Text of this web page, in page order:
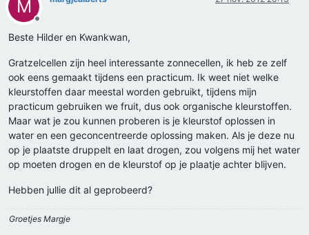
M
Offline
Beste Hilder en Kwankwan,
Gratzelcellen zijn heel interessante zonnecellen, ik heb ze zelf
ook eens gemaakt tijdens een practicum. Ik weet niet welke
kleurstoffen daar meestal worden gebruikt, tijdens mijn
practicum gebruiken we fruit, dus ook organische kleurstoffen.
Maar wat je zou kunnen proberen is je kleurstof oplossen in
water en een geconcentreerde oplossing maken. Als je deze nu
op je plaatste druppelt en laat drogen, zou volgens mij het water
op moeten drogen en de kleurstof op je plaatje achter blijven.
Hebben jullie dit al geprobeerd?
Groetjes Margje